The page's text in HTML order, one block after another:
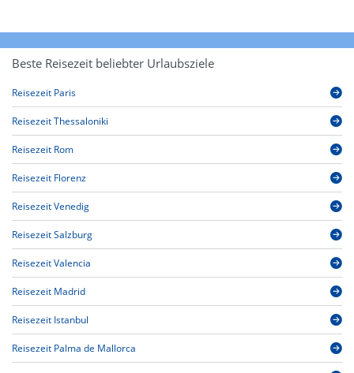
Beste Reisezeit beliebter Urlaubsziele
Reisezeit Paris
Reisezeit Thessaloniki
Reisezeit Rom
Reisezeit Florenz
Reisezeit Venedig
Reisezeit Salzburg
Reisezeit Valencia
Reisezeit Madrid
Reisezeit Istanbul
Reisezeit Palma de Mallorca